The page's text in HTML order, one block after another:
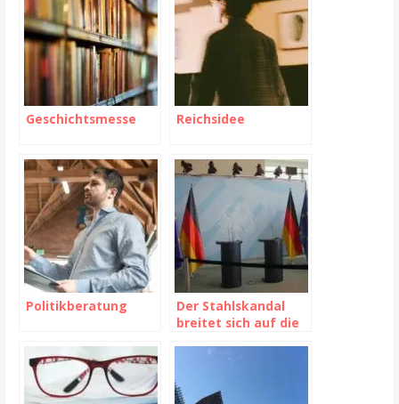
Geschichtsmesse Reichsidee
Politikberatung
Der Stahlskandal
breitet sich auf die
Vereinigten Staaten